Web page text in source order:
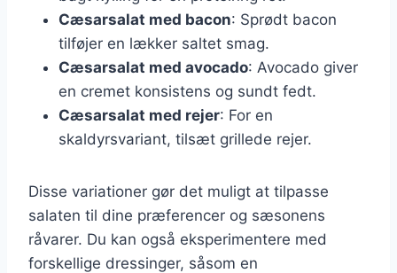
Cæsarsalat med bacon: Sprødt bacon
tilføjer en lækker saltet smag.
Cæsarsalat med avocado: Avocado giver
en cremet konsistens og sundt fedt.
Cæsarsalat med rejer: For en
skaldyrsvariant, tilsæt grillede rejer.
Disse variationer gør det muligt at tilpasse
salaten til dine præferencer og sæsonens
råvarer. Du kan også eksperimentere med
forskellige dressinger, såsom en